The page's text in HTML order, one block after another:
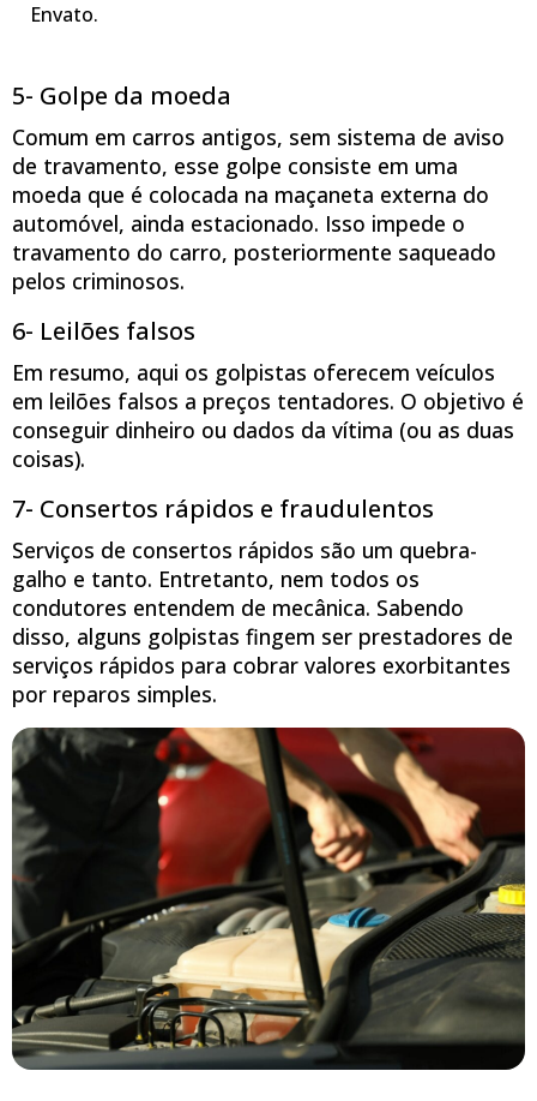
Envato.
5- Golpe da moeda
Comum em carros antigos, sem sistema de aviso
de travamento, esse golpe consiste em uma
moeda que é colocada na maçaneta externa do
automóvel, ainda estacionado. Isso impede o
travamento do carro, posteriormente saqueado
pelos criminosos.
6- Leilões falsos
Em resumo, aqui os golpistas oferecem veículos
em leilões falsos a preços tentadores. O objetivo é
conseguir dinheiro ou dados da vítima (ou as duas
coisas).
7- Consertos rápidos e fraudulentos
Serviços de consertos rápidos são um quebra-
galho e tanto. Entretanto, nem todos os
condutores entendem de mecânica. Sabendo
disso, alguns golpistas fingem ser prestadores de
serviços rápidos para cobrar valores exorbitantes
por reparos simples.